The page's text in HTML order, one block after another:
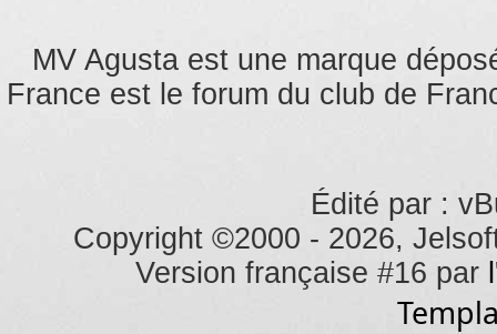
MV Agusta est une marque
France est le forum du club de
Édité par :
Copyright ©2000 - 2026,
Version française #16 par